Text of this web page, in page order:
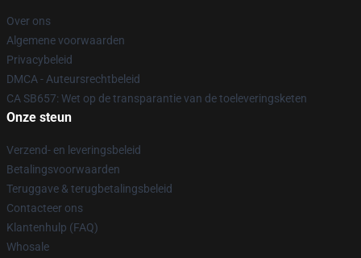
Over ons
Algemene voorwaarden
Privacybeleid
DMCA - Auteursrechtbeleid
CA SB657: Wet op de transparantie van de toeleveringsketen
Onze steun
Verzend- en leveringsbeleid
Betalingsvoorwaarden
Teruggave & terugbetalingsbeleid
Contacteer ons
Klantenhulp (FAQ)
Whosale